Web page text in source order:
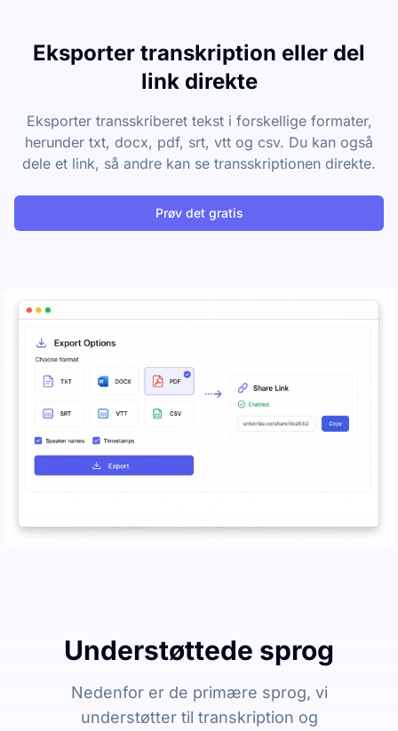
Eksporter transkription eller del
link direkte
Eksporter transskriberet tekst i forskellige formater,
herunder txt, docx, pdf, srt, vtt og csv. Du kan også
dele et link, så andre kan se transskriptionen direkte.
Prøv det gratis
Understøttede sprog
Nedenfor er de primære sprog, vi
understøtter til transkription og